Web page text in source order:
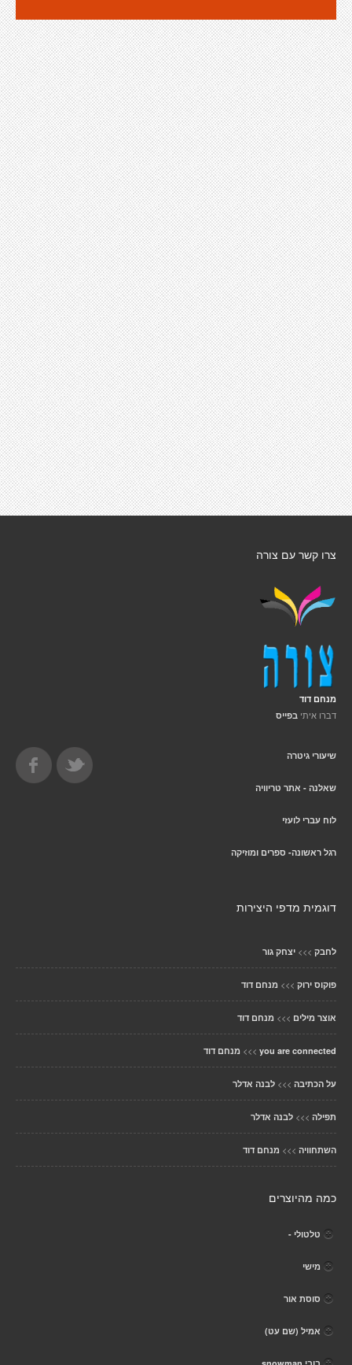
צרו קשר עם צורה
מנחם דוד
דברו איתי בפייס
שיעורי גיטרה
שאלנה - אתר טריוויה
לוח עברי לועזי
רגל ראשונה- ספרים ומוזיקה
דוגמית מדפי היצירות
לחבק >>> יצחק גור
פוקוס ירוק >>> מנחם דוד
אוצר מילים >>> מנחם דוד
you are connected
>>> מנחם דוד
על הכתיבה >>> לבנה אדלר
תפילה >>> לבנה אדלר
השתחוויה >>> מנחם דוד
כמה מהיוצרים
טלטולי -
מישי
סוסת אור
אמיל (שם עט)